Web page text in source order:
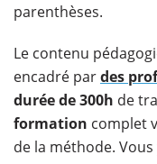
parenthèses.
Le contenu
encadré pardes
durée de 300h de
formation complet
de la méthode.